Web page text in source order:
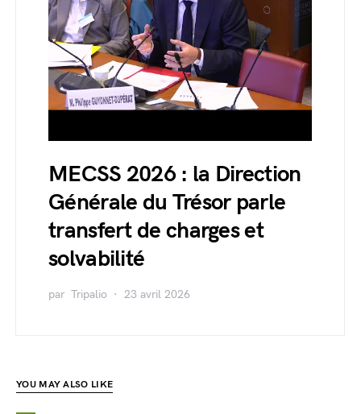
MECSS 2026 : la Direction
Générale du Trésor parle
transfert de charges et
solvabilité
par Tripalio 23 avril 2026
YOU MAY ALSO LIKE